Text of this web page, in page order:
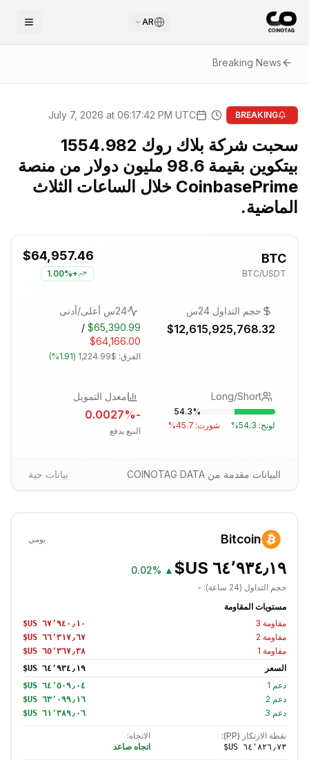
AR
Breaking News
BREAKING
July 7, 2026 at 06:17:42 PM UTC
سحبت شركة بلاك روك 1554.982
بيتكوين بقيمة 98.6 مليون دولار من منصة
CoinbasePrime خلال الساعات الثلاث
الماضية.
BTC
BTC/USDT
$64,957.46
+
1.00%
حجم التداول 24س
$12,615,925,768.32
24س أعلى/أدنى
$65,390.99
/
$64,166.00
الفرق: $1,224.99
(
1.91%
)
Long/Short
54.3%
لونج: 54.3
% شورت: 45.7
%
معدل التمويل
-0.0027
%
البيع يدفع
البيانات مقدمة من COINOTAG DATA بيانات حية
Bitcoin يومي
▲
0.02%
حجم التداول (24 ساعة):
-
مستويات المقاومة
مقاومة 3
مقاومة 2
مقاومة 1
السعر
دعم 1
دعم 2
دعم 3
نقطة الارتكاز (PP):
الاتجاه:
اتجاه صاعد